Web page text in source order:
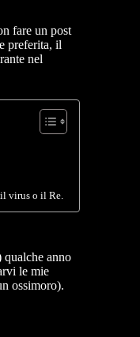
fare un post
preferita, il
nel
virus o il Re.
qualche anno
le mie
ossimoro).